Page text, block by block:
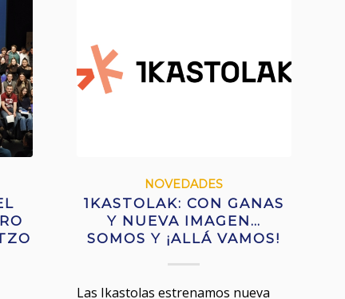
NOVEDADES
1KASTOLAK: CON GANAS
Y NUEVA IMAGEN…
SOMOS Y ¡ALLÁ VAMOS!
Las Ikastolas estrenamos nueva